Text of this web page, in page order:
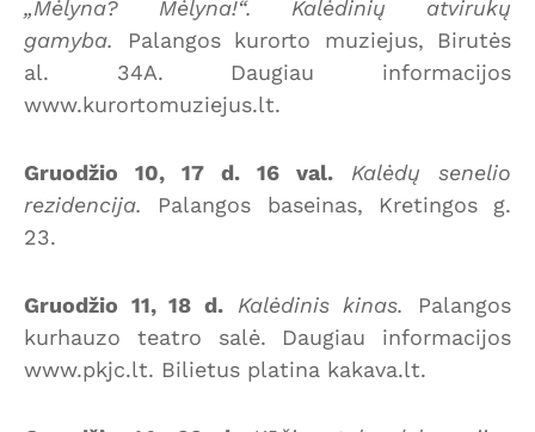
„Mėlyna? Mėlyna!“. Kalėdinių atvirukų
gamyba. Palangos kurorto muziejus, Birutės
al. 34A. Daugiau informacijos
www.kurortomuziejus.lt.
Gruodžio 10, 17 d. 16 val.
Kalėdų senelio
rezidencija. Palangos baseinas, Kretingos g.
23.
Gruodžio 11, 18 d. Kalėdinis kinas.
Palangos
kurhauzo teatro salė. Daugiau informacijos
www.pkjc.lt. Bilietus platina kakava.lt.